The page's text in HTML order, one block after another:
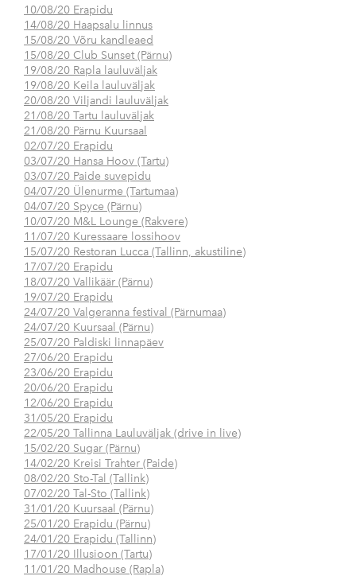
10/08/20 Erapidu
14/08/20 Haapsalu linnus
15/08/20 Võru kandleaed
15/08/20 Club Sunset (Pärnu)
19/08/20 Rapla lauluväljak
19/08/20 Keila lauluväljak
20/08/20 Viljandi lauluväljak
21/08/20 Tartu lauluväljak
21/08/20 Pärnu Kuursaal
02/07/20 Erapidu
03/07/20 Hansa Hoov (Tartu)
03/07/20 Paide suvepidu
04/07/20 Ülenurme (Tartumaa)
04/07/20 Spyce (Pärnu)
10/07/20 M&L Lounge (Rakvere)
11/07/20 Kuressaare lossihoov
15/07/20 Restoran Lucca (Tallinn, akustiline)
17/07/20 Erapidu
18/07/20 Vallikäär (Pärnu)
19/07/20 Erapidu
24/07/20 Valgeranna festival (Pärnumaa)
24/07/20 Kuursaal (Pärnu)
25/07/20 Paldiski linnapäev
27/06/20 Erapidu
23/06/20 Erapidu
20/06/20 Erapidu
12/06/20 Erapidu
31/05/20 Erapidu
22/05/20 Tallinna Lauluväljak (drive in live)
15/02/20 Sugar (Pärnu)
14/02/20 Kreisi Trahter (Paide)
08/02/20 Sto-Tal (Tallink)
07/02/20 Tal-Sto (Tallink)
31/01/20 Kuursaal (Pärnu)
25/01/20 Erapidu (Pärnu)
24/01/20 Erapidu (Tallinn)
17/01/20 Illusioon (Tartu)
11/01/20 Madhouse (Rapla)